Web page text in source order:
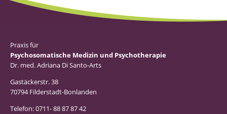
Praxis für
Psychosomatische Medizin und Psychotherapie
Dr. med. Adriana Di Santo-Arts
Gastäckerstr. 38
70794 Filderstadt-Bonlanden
Telefon: 0711- 88 87 87 42